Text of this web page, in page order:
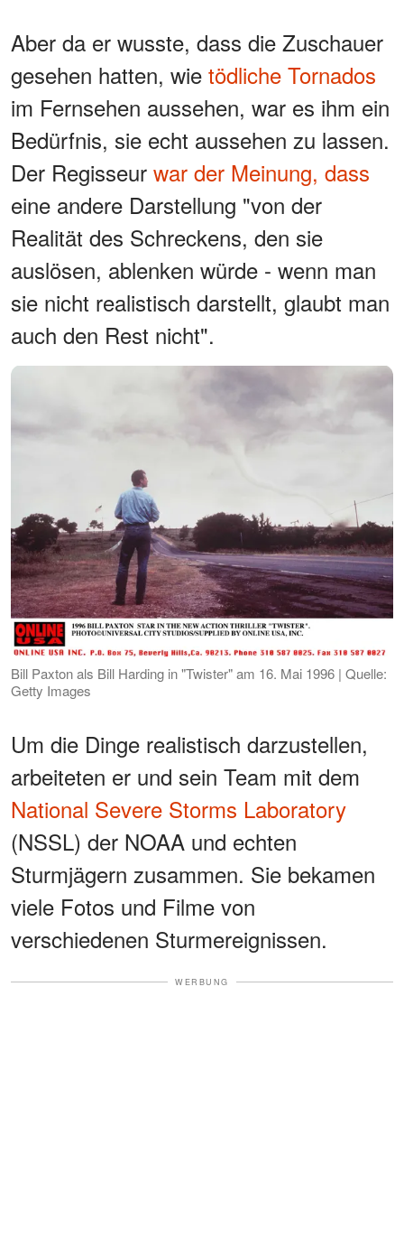
Aber da er wusste, dass die Zuschauer
gesehen hatten, wie tödliche Tornados
im Fernsehen aussehen, war es ihm ein
Bedürfnis, sie echt aussehen zu lassen.
Der Regisseur war der Meinung, dass
eine andere Darstellung "von der
Realität des Schreckens, den sie
auslösen, ablenken würde - wenn man
sie nicht realistisch darstellt, glaubt man
auch den Rest nicht".
Bill Paxton als Bill Harding in "Twister" am 16. Mai 1996 | Quelle:
Getty Images
Um die Dinge realistisch darzustellen,
arbeiteten er und sein Team mit dem
National Severe Storms Laboratory
(NSSL) der NOAA und echten
Sturmjägern zusammen. Sie bekamen
viele Fotos und Filme von
verschiedenen Sturmereignissen.
WERBUNG